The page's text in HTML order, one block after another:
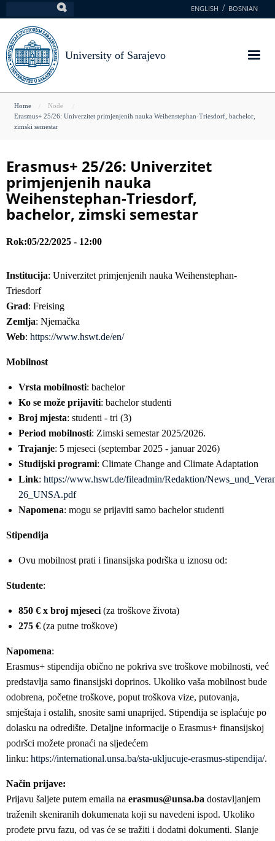
to
main
content
ENGLISH BOSNIAN
University of Sarajevo
You
are
Home
Node
Erasmus+ 25/26: Univerzitet primjenjenih nauka Weihenstephan-Triesdorf, bachelor,
zimski semestar
Erasmus+ 25/26: Univerzitet
primjenjenih nauka
Weihenstephan-Triesdorf,
bachelor, zimski semestar
Rok 05/22/2025 - 12:00
Institucija: Univerzitet primjenjenih nauka Weihenstephan-
Triesdorf
Grad: Freising
Zemlja: Njemačka
Web: https://www.hswt.de/en/
Mobilnost
Vrsta mobilnosti: bachelor
Ko se može prijaviti: bachelor studenti
Broj mjesta: studenti - tri (3)
Period mobilnosti: Zimski semestar 2025/2026.
Trajanje: 5 mjeseci (septembar 2025 - januar 2026)
Studijski programi: Climate Change and Climate Adaptation
Link: https://www.hswt.de/fileadmin/Redaktion/
26_UNSA.pdf
Napomena: mogu se prijaviti samo bachelor studenti
Stipendija
Ovu mobilnost prati i finansijska podrška u iznosu od:
Studente:
850 € x broj mjeseci (za troškove života)
275 € (za putne troškove)
Napomena:
Erasmus+ stipendija obično ne pokriva sve troškove mobilnosti, već
predstavlja samo finansijski doprinos. Ukoliko vaša mobilnost bude
odobrena, početne troškove, poput troškova vize, putovanja,
smještaja i ostalih, snosite sami unaprijed. Stipendija se isplaćuje po
dolasku na odredište. Detaljne informacije o Erasmus+ finansijskoj
podršci možete pronaći na sljedećem
linku: https://international.unsa.ba/sta-ukljucuje-erasmus-stipendija/.
Način prijave:
Prijavu šaljete putem emaila na erasmus@unsa.ba dostavljanjem
traženih skeniranih dokumenata koji su navedeni ispod. Ukoliko
prođete prvu fazu, od vas će se tražiti i dodatni dokumenti. Slanje